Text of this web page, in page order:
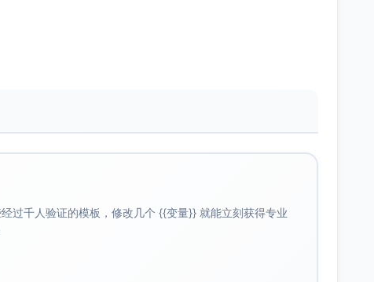
过千人验证的模板，修改几个 {{变量}} 就能立刻获得专业